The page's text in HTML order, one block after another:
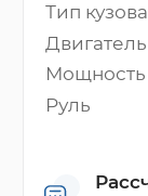
Тип кузова
Двигатель
Мощность
Руль